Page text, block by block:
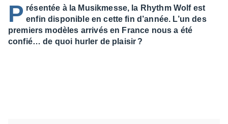
P résentée à la Musikmesse, la Rhythm Wolf est
enfin disponible en cette fin d’année. L’un des
premiers modèles arrivés en France nous a été
confié… de quoi hurler de plaisir ?